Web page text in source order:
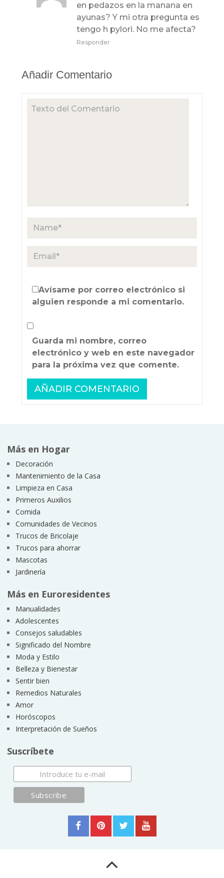
en pedazos en la manana en
ayunas? Y mi otra pregunta es
tengo h pylori. No me afecta?
Responder
Añadir Comentario
Avísame por correo electrónico si
alguien responde a mi comentario.
Guarda mi nombre, correo
electrónico y web en este navegador
para la próxima vez que comente.
Más en Hogar
Decoración
Mantenimiento de la Casa
Limpieza en Casa
Primeros Auxilios
Comida
Comunidades de Vecinos
Trucos de Bricolaje
Trucos para ahorrar
Mascotas
Jardinería
Más en Euroresidentes
Manualidades
Adolescentes
Consejos saludables
Significado del Nombre
Moda y Estilo
Belleza y Bienestar
Sentir bien
Remedios Naturales
Amor
Horóscopos
Interpretación de Sueños
Suscríbete